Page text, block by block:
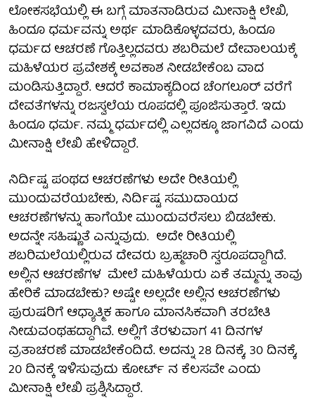
ಲೋಕಸಭೆಯಲ್ಲಿ ಈ ಬಗ್ಗೆ ಮಾತನಾಡಿರುವ ಮೀನಾಕ್ಷಿ ಲೇಖಿ,
ಹಿಂದೂ ಧರ್ಮವನ್ನು ಅರ್ಥ ಮಾಡಿಕೊಳ್ಳದವರು, ಹಿಂದೂ
ಧರ್ಮದ ಆಚರಣೆ ಗೊತ್ತಿಲ್ಲದವರು ಶಬರಿಮಲೆ ದೇವಾಲಯಕ್ಕೆ
ಮಹಿಳೆಯರ ಪ್ರವೇಶಕ್ಕೆ ಅವಕಾಶ ನೀಡಬೇಕೆಂಬ ವಾದ
ಮಂಡಿಸುತ್ತಿದ್ದಾರೆ. ಆದರೆ ಕಾಮಾಕ್ಯದಿಂದ ಚೆಂಗಲೂರ್ ವರೆಗೆ
ದೇವತೆಗಳನ್ನು ರಜಸ್ವಲೆಯ ರೂಪದಲ್ಲಿ ಪೂಜಿಸುತ್ತಾರೆ. ಇದು
ಹಿಂದೂ ಧರ್ಮ. ನಮ್ಮ ಧರ್ಮದಲ್ಲಿ ಎಲ್ಲದಕ್ಕೂ ಜಾಗವಿದೆ ಎಂದು
ಮೀನಾಕ್ಷಿ ಲೇಖಿ ಹೇಳಿದ್ದಾರೆ.
ನಿರ್ದಿಷ್ಟ ಪಂಥದ ಆಚರಣೆಗಳು ಅದೇ ರೀತಿಯಲ್ಲಿ
ಮುಂದುವರೆಯಬೇಕು, ನಿರ್ದಿಷ್ಟ ಸಮುದಾಯದ
ಆಚರಣೆಗಳನ್ನು ಹಾಗೆಯೇ ಮುಂದುವರೆಸಲು ಬಿಡಬೇಕು.
ಅದನ್ನೇ ಸಹಿಷ್ಣುತೆ ಎನ್ನುವುದು. ಅದೇ ರೀತಿಯಲ್ಲಿ
ಶಬರಿಮಲೆಯಲ್ಲಿರುವ ದೇವರು ಬ್ರಹ್ಮಚಾರಿ ಸ್ವರೂಪದ್ದಾಗಿದೆ.
ಅಲ್ಲಿನ ಆಚರಣೆಗಳ ಮೇಲೆ ಮಹಿಳೆಯರು ಏಕೆ ತಮ್ಮನ್ನು ತಾವು
ಹೇರಿಕೆ ಮಾಡಬೇಕು? ಅಷ್ಟೇ ಅಲ್ಲದೇ ಅಲ್ಲಿನ ಆಚರಣೆಗಳು
ಪುರುಷರಿಗೆ ಆಧ್ಯಾತ್ಮಿಕ ಹಾಗೂ ಮಾನಸಿಕವಾಗಿ ತರಬೇತಿ
ನೀಡುವಂಥಹದ್ದಾಗಿವೆ. ಅಲ್ಲಿಗೆ ತೆರಳುವಾಗ 41 ದಿನಗಳ
ವ್ರತಾಚರಣೆ ಮಾಡಬೇಕೆಂದಿದೆ. ಅದನ್ನು 28 ದಿನಕ್ಕೆ, 30 ದಿನಕ್ಕೆ,
20 ದಿನಕ್ಕೆ ಇಳಿಸುವುದು ಕೋರ್ಟ್ ನ ಕೆಲಸವೇ ಎಂದು
ಮೀನಾಕ್ಷಿ ಲೇಖಿ ಪ್ರಶ್ನಿಸಿದ್ದಾರೆ.